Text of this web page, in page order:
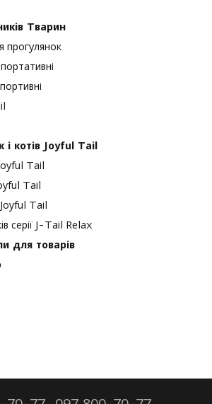
Тварин
прогулянок
котів Joyful Tail
Tail
Tail
Tail
серії J-Tail Relax
для товарів